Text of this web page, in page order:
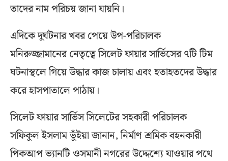
তাদের নাম পরিচয় জানা যায়নি।
এদিকে দুর্ঘটনার খবর পেয়ে উপ-পরিচালক
মনিরুজ্জামানের নেতৃত্বে সিলেট ফায়ার সার্ভিসের ৭টি টিম
ঘটনাস্থলে গিয়ে উদ্ধার কাজ চালায় এবং হতাহতদের উদ্ধার
করে হাসপাতালে পাঠায়।
সিলেট ফায়ার সার্ভিস সিলেটের সহকারী পরিচালক
সফিকুল ইসলাম ভুঁইয়া জানান, নির্মাণ শ্রমিক বহনকারী
পিকআপ ভ্যানটি ওসমানী নগরের উদ্দেশ্যে যাওয়ার পথে